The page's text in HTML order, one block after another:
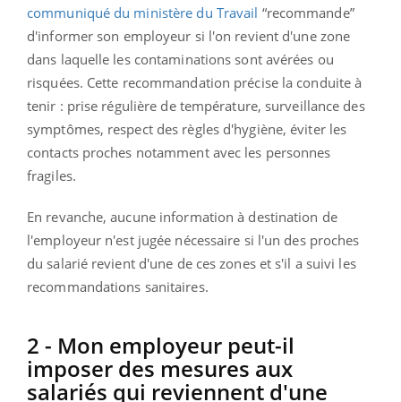
communiqué du ministère du Travail “recommande”
d'informer son employeur si l'on revient d'une zone
dans laquelle les contaminations sont avérées ou
risquées. Cette recommandation précise la conduite à
tenir : prise régulière de température, surveillance des
symptômes, respect des règles d'hygiène, éviter les
contacts proches notamment avec les personnes
fragiles.
En revanche, aucune information à destination de
l'employeur n'est jugée nécessaire si l'un des proches
du salarié revient d'une de ces zones et s'il a suivi les
recommandations sanitaires.
2 - Mon employeur peut-il
imposer des mesures aux
salariés qui reviennent d'une